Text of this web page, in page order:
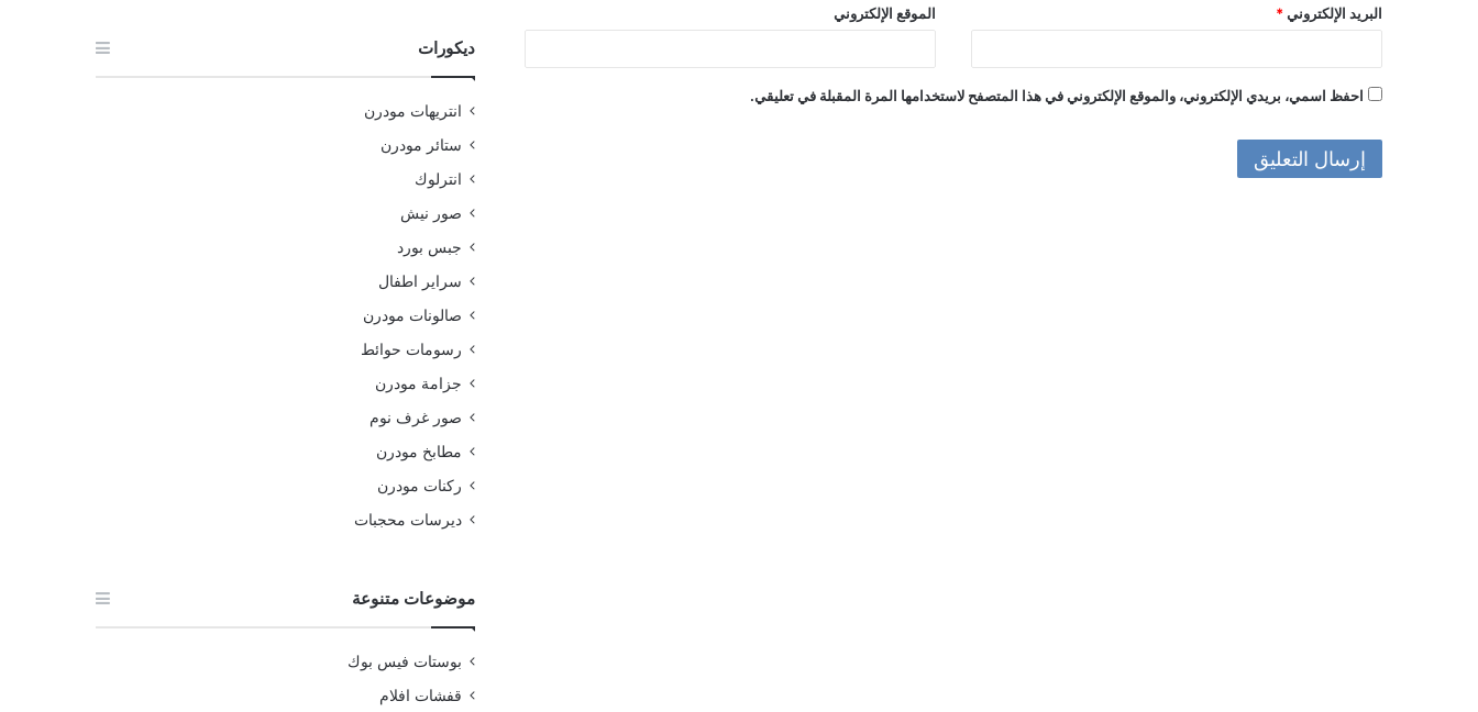
البريد الإلكتروني * الموقع الإلكتروني
احفظ اسمي، بريدي الإلكتروني، والموقع الإلكتروني في هذا المتصفح لاستخدامها المرة المقبلة في تعليقي.
ديكورات
انتريهات مودرن
ستائر مودرن
انترلوك
صور نيش
جبس بورد
سراير اطفال
صالونات مودرن
رسومات حوائط
جزامة مودرن
صور غرف نوم
مطابخ مودرن
ركنات مودرن
ديرسات محجبات
موضوعات متنوعة
بوستات فيس بوك
قفشات افلام